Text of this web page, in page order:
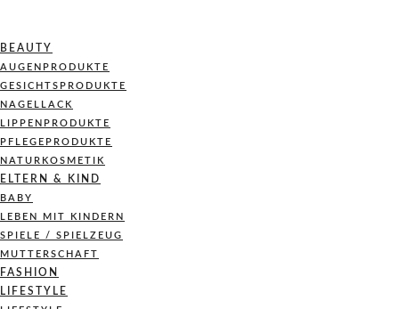
BEAUTY
AUGENPRODUKTE
GESICHTSPRODUKTE
NAGELLACK
LIPPENPRODUKTE
PFLEGEPRODUKTE
NATURKOSMETIK
ELTERN & KIND
BABY
LEBEN MIT KINDERN
SPIELE / SPIELZEUG
MUTTERSCHAFT
FASHION
LIFESTYLE